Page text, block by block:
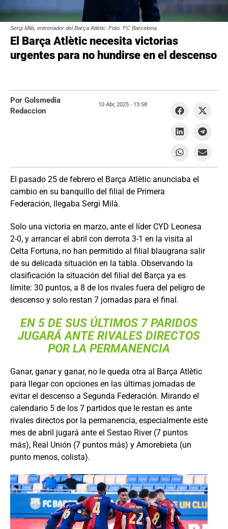
Sergi Milà, entrenador del Barça Atlètic. Foto: FC Barcelona.
El Barça Atlètic necesita victorias
urgentes para no hundirse en el descenso
El pasado 25 de febrero el Barça Atlètic anunciaba el
cambio en su banquillo del filial de Primera
Federación, llegaba Sergi Milà.
Solo una victoria en marzo, ante el líder CYD Leonesa
2-0, y arrancar el abril con derrota 3-1 en la visita al
Celta Fortuna, no han permitido al filial blaugrana salir
de su delicada situación en la tabla. Observando la
clasificación la situación del filial del Barça ya es
límite: 30 puntos, a 8 de los rivales fuera del peligro de
descenso y solo restan 7 jornadas para el final.
EN 5 DE SUS ÚLTIMOS 7 PARIDOS
JUGARÁ ANTE RIVALES DIRECTOS
POR LA PERMANENCIA
Ganar, ganar y ganar, no le queda otra al Barça Atlètic
para llegar con opciones en las últimas jornadas de
evitar el descenso a Segunda Federación. Mirando el
calendario 5 de los 7 partidos que le restan es ante
rivales directos por la permanencia, especialmente este
mes de abril jugará ante el Sestao River (7 puntos
más), Real Unión (7 puntos más) y Amorebieta (un
punto menos, colista).
Por Golsmedia
Redaccion
10 Abr, 2025 - 13:58